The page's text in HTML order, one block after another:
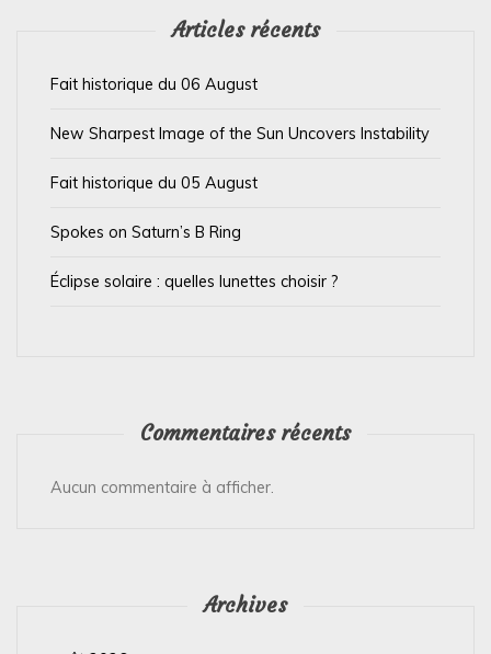
Articles récents
Fait historique du 06 August
New Sharpest Image of the Sun Uncovers Instability
Fait historique du 05 August
Spokes on Saturn’s B Ring
Éclipse solaire : quelles lunettes choisir ?
Commentaires récents
Aucun commentaire à afficher.
Archives